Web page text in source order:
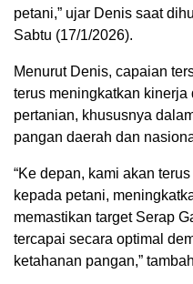
petani,” ujar Denis saat
Sabtu (17/1/2026).
Menurut Denis, capaian
terus meningkatkan
pertanian, khususnya
pangan daerah dan
“Ke depan, kami akan
kepada petani,
memastikan target Serap
tercapai secara optimal
ketahanan pangan,”